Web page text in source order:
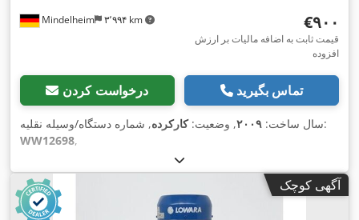
Mindelheim ۳٬۹۹۴ km ‎€۹۰۰
قیمت ثابت به اضافه مالیات بر ارزش
افزوده
درخواست کردن تماس بگیرید
سال ساخت: ۲۰۰۹, وضعیت:کارکرده
, شماره دستگاه/وسیله نقلیه:
WW12698,
آگهی کوچک